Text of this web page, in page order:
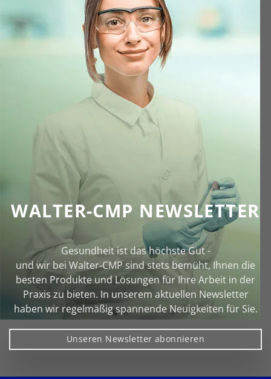
WALTER-CMP NEWSLETTER
Gesundheit ist das höchste Gut -
und wir bei Walter‑CMP sind stets bemüht, Ihnen die
besten Produkte und Lösungen für Ihre Arbeit in der
Praxis zu bieten. In unserem aktuellen Newsletter
haben wir regelmäßig spannende Neuigkeiten für Sie.
Unseren Newsletter abonnieren